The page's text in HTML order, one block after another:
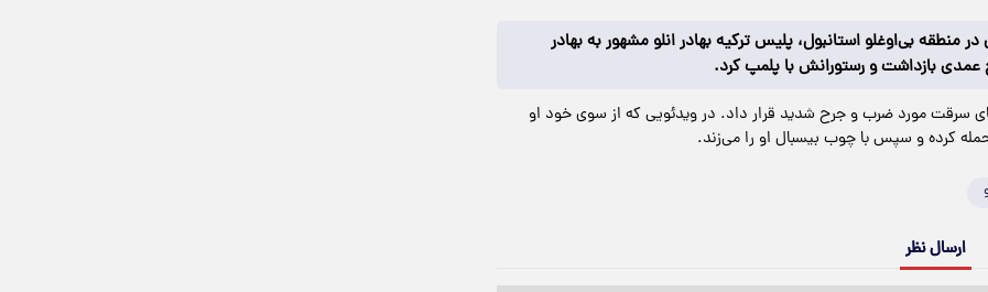
بی‌اوغلو استانبول، پلیس ترکیه بهادر انلو مشهور به بهادر
عمدی بازداشت و رستورانش با پلمپ کرد.
سرقت مورد ضرب و جرح شدید قرار داد. در ویدئویی که از سوی خود او
کرده و سپس با چوب بیسبال او را می‌زند.
ارسال نظر